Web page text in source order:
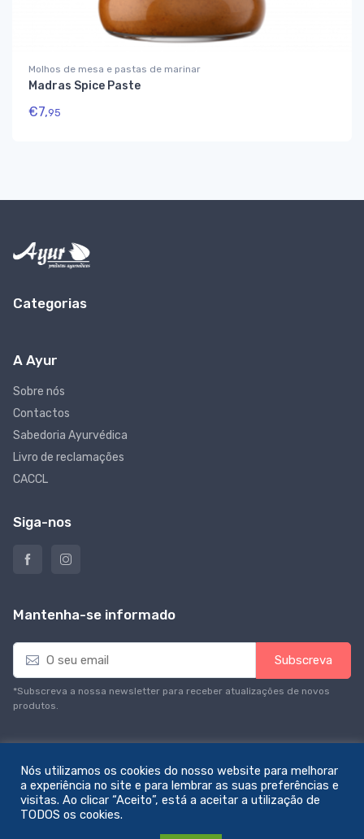
Molhos de mesa e pastas de marinar
Madras Spice Paste
€7,95
Categorias
A Ayur
Sobre nós
Contactos
Sabedoria Ayurvédica
Livro de reclamações
CACCL
Siga-nos
Mantenha-se informado
E
a
i
l
Subscreva
*Subscreva a nossa newsletter para receber atualizações de novos
produtos.
© All rights reserved. Feito com amor porzemstudio
Nós utilizamos os cookies do nosso website para melhorar
a experiência no site e para lembrar as suas preferências e
visitas. Ao clicar “Aceito”, está a aceitar a utilização de
TODOS os cookies.